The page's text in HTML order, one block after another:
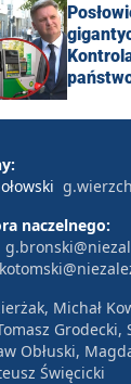
naczelnego:
Michał
Obłuski,
Święcicki